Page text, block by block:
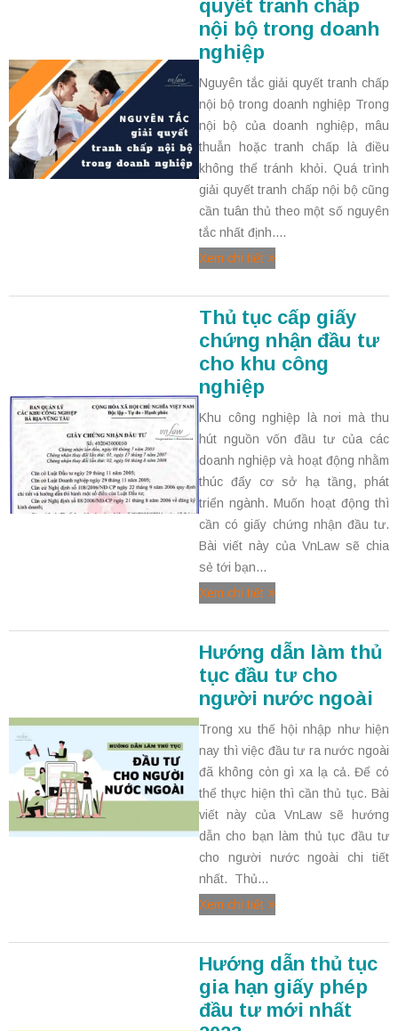
quyết tranh chấp
nội bộ trong doanh
nghiệp
Nguyên tắc giải quyết tranh chấp
nội bộ trong doanh nghiệp Trong
nội bộ của doanh nghiệp, mâu
thuẫn hoặc tranh chấp là điều
không thể tránh khỏi. Quá trình
giải quyết tranh chấp nội bộ cũng
cần tuân thủ theo một số nguyên
tắc nhất định....
Xem chi tiết
Thủ tục cấp giấy
chứng nhận đầu tư
cho khu công
nghiệp
Khu công nghiệp là nơi mà thu
hút nguồn vốn đầu tư của các
doanh nghiệp và hoạt động nhằm
thúc đẩy cơ sở hạ tầng, phát
triển ngành. Muốn hoạt động thì
cần có giấy chứng nhận đầu tư.
Bài viết này của VnLaw sẽ chia
sẻ tới bạn...
Xem chi tiết
Hướng dẫn làm thủ
tục đầu tư cho
người nước ngoài
Trong xu thế hội nhập như hiện
nay thì việc đầu tư ra nước ngoài
đã không còn gì xa lạ cả. Để có
thể thực hiện thì cần thủ tục. Bài
viết này của VnLaw sẽ hướng
dẫn cho bạn làm thủ tục đầu tư
cho người nước ngoài chi tiết
nhất. Thủ...
Xem chi tiết
Hướng dẫn thủ tục
gia hạn giấy phép
đầu tư mới nhất